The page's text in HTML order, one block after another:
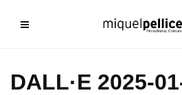
DALL·E 2025-